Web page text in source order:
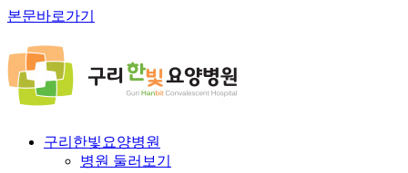
본문바로가기
구리한빛요양병원
병원 둘러보기